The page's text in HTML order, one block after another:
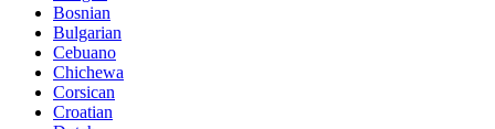
Bosnian
Bulgarian
Cebuano
Chichewa
Corsican
Croatian